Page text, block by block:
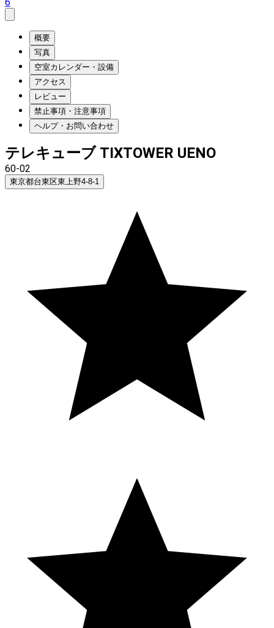
概要
写真
空室カレンダー・設備
アクセス
レビュー
禁止事項・注意事項
ヘルプ・お問い合わせ
テレキューブ TIXTOWER UENO
60-02
東京都台東区東上野4-8-1